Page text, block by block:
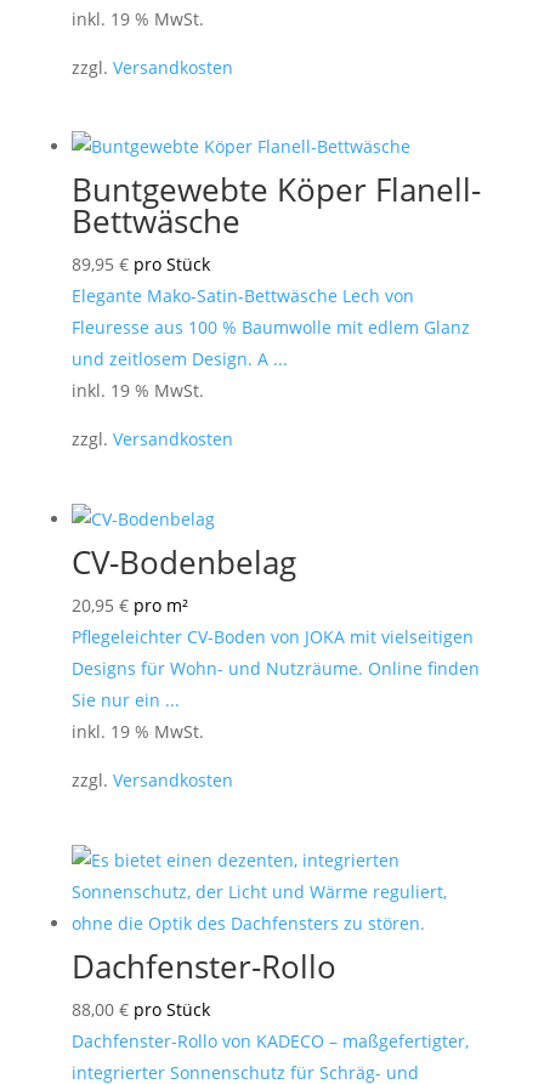
inkl. 19 % MwSt.
zzgl. Versandkosten
Buntgewebte Köper Flanell-
Bettwäsche
89,95 € pro Stück
Elegante Mako-Satin-Bettwäsche Lech von
Fleuresse aus 100 % Baumwolle mit edlem Glanz
und zeitlosem Design. A ...
inkl. 19 % MwSt.
zzgl. Versandkosten
CV-Bodenbelag
20,95 € pro m²
Pflegeleichter CV-Boden von JOKA mit vielseitigen
Designs für Wohn- und Nutzräume. Online finden
Sie nur ein ...
inkl. 19 % MwSt.
zzgl. Versandkosten
Dachfenster-Rollo
88,00 € pro Stück
Dachfenster-Rollo von KADECO – maßgefertigter,
integrierter Sonnenschutz für Schräg- und